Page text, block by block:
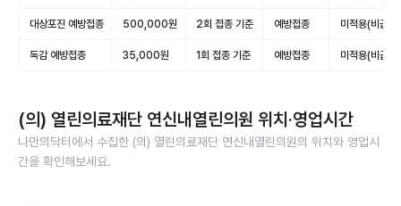
대상포진 예방접종 500,000원 2회 접종 기준 예방접종 미적용(비급여)
독감 예방접종 35,000원 1회 접종 기준 예방접종 미적용(비급여)
(의) 열린의료재단 연신내열린의원 위치·영업시간
나만의닥터에서 수집한 (의) 열린의료재단 연신내열린의원의 위치와 영업시
간을 확인해보세요.